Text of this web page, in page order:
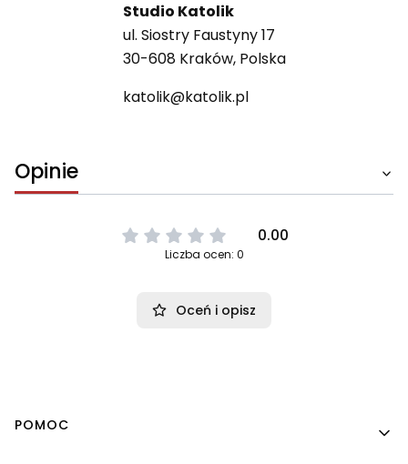
Studio Katolik
ul. Siostry Faustyny 17
30-608 Kraków, Polska
katolik@katolik.pl
Opinie
0.00
Liczba ocen: 0
Oceń i opisz
Linki w stopce
POMOC